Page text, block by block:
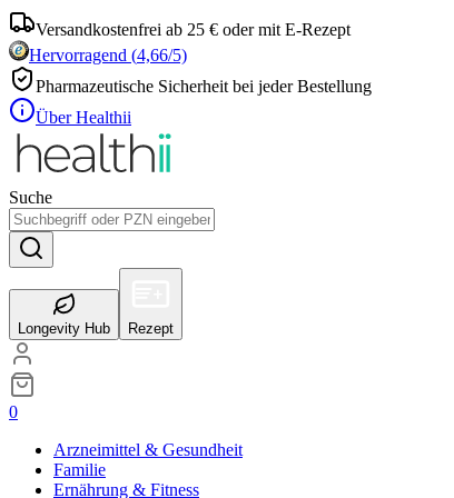
Versandkostenfrei ab 25 € oder mit E-Rezept
Hervorragend (4,66/5)
Pharmazeutische Sicherheit bei jeder Bestellung
Über Healthii
Suche
Longevity Hub Rezept
0
Arzneimittel & Gesundheit
Familie
Ernährung & Fitness